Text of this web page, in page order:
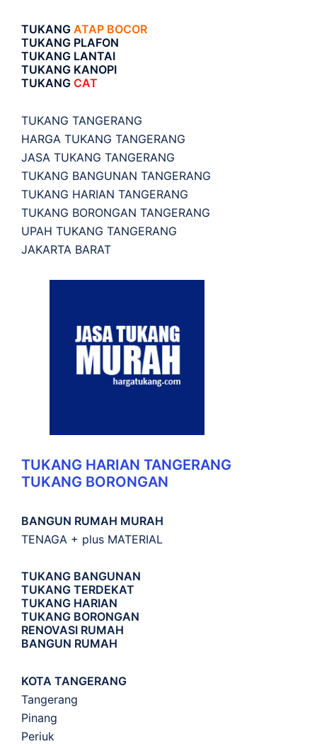
TUKANG ATAP BOCOR
TUKANG PLAFON
TUKANG LANTAI
TUKANG KANOPI
TUKANG CAT
TUKANG TANGERANG
HARGA TUKANG TANGERANG
JASA TUKANG TANGERANG
TUKANG BANGUNAN TANGERANG
TUKANG HARIAN TANGERANG
TUKANG BORONGAN TANGERANG
UPAH TUKANG TANGERANG
JAKARTA BARAT
TUKANG HARIAN TANGERANG
TUKANG BORONGAN
BANGUN RUMAH MURAH
TENAGA + plus MATERIAL
TUKANG BANGUNAN
TUKANG TERDEKAT
TUKANG HARIAN
TUKANG BORONGAN
RENOVASI RUMAH
BANGUN RUMAH
KOTA TANGERANG
Tangerang
Pinang
Periuk